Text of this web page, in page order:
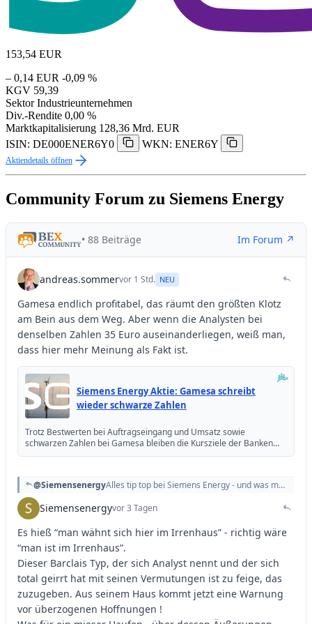
153,54 EUR
– 0,14 EUR -0,09 %
KGV 59,39
Sektor Industrieunternehmen
Div.-Rendite 0,00 %
Marktkapitalisierung 128,36 Mrd. EUR
ISIN: DE000ENER6Y0
WKN: ENER6Y
Aktiendetails öffnen
Community Forum zu Siemens Energy